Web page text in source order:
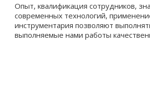
Опыт, квалификация сотрудников,
современных технологий,
инструментария позволяют
выполняемые нами работы